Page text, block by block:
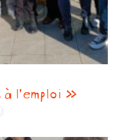
l’emploi »